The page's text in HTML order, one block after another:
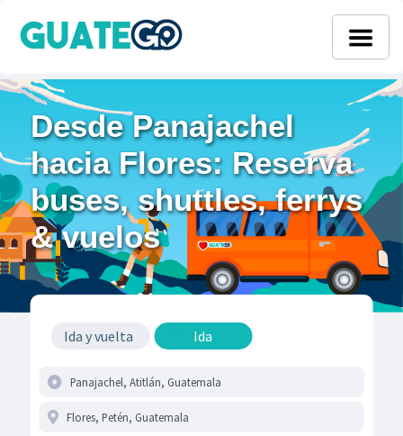
Desde Panajachel
hacia Flores: Reserva
buses, shuttles, ferrys
& vuelos
Ida y vuelta Ida